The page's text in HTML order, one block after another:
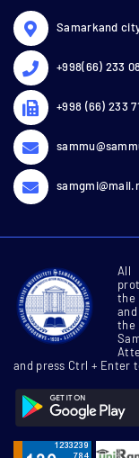
Samarkand
+998(66) 233
+998 (66) 233
All
the
and press Ctrl + Enter